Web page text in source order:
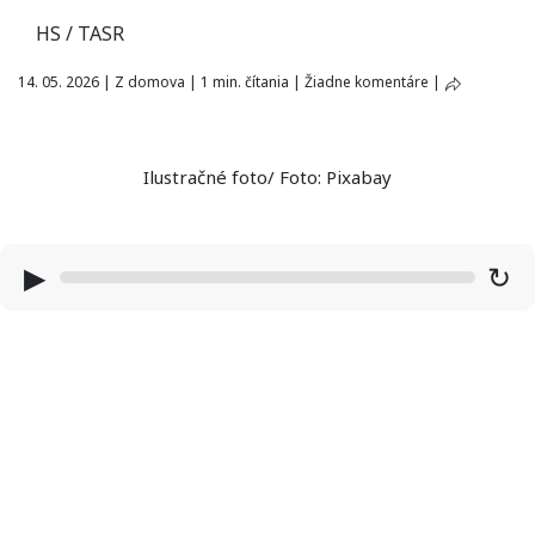
HS / TASR
14. 05. 2026 | Z domova | 1 min. čítania | Žiadne komentáre |
Ilustračné foto/ Foto: Pixabay
▶ ↻